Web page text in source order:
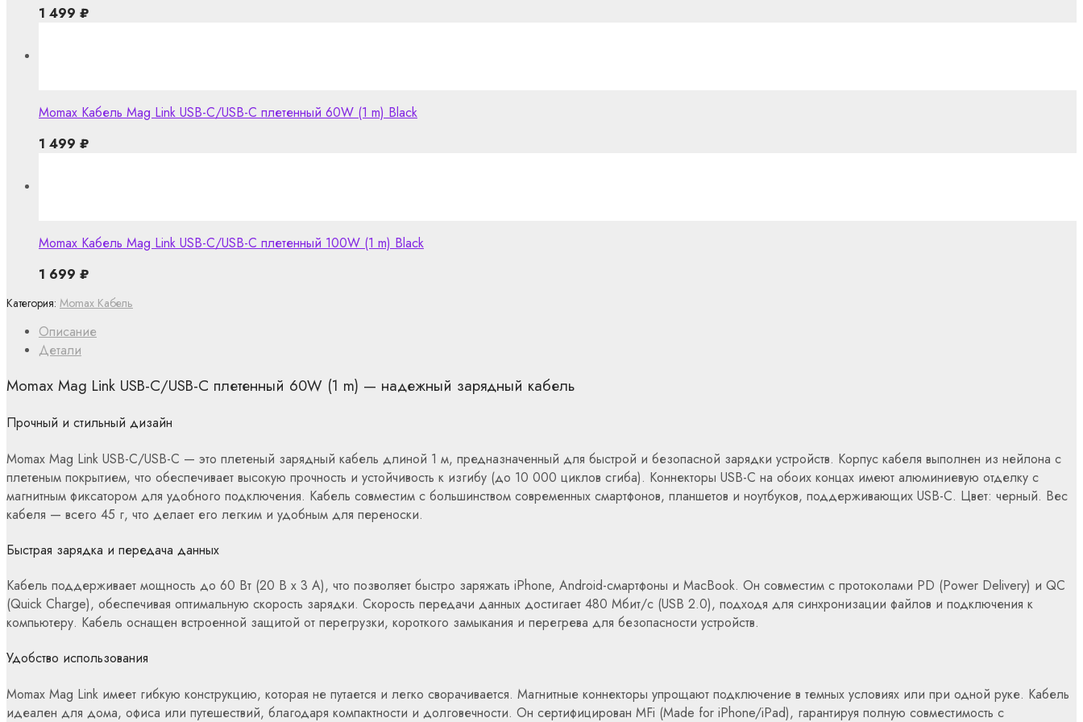
Описание
Детали
Momax Mag Link USB-C/USB-C плетенный 60W (1 m) — надежный зарядный кабель
Прочный и стильный дизайн
Momax Mag Link USB-C/USB-C — это плетеный зарядный кабель длиной 1 м, предназначенный для быстрой и безопасной зарядки устройств. Корпус кабеля выполнен из нейлона с
плетеным покрытием, что обеспечивает высокую прочность и устойчивость к изгибу (до 10 000 циклов сгиба). Коннекторы USB-C на обоих концах имеют алюминиевую отделку с
магнитным фиксатором для удобного подключения. Кабель совместим с большинством современных смартфонов, планшетов и ноутбуков, поддерживающих USB-C. Цвет: черный. Вес
кабеля — всего 45 г, что делает его легким и удобным для переноски.
Быстрая зарядка и передача данных
Кабель поддерживает мощность до 60 Вт (20 В x 3 А), что позволяет быстро заряжать iPhone, Android-смартфоны и MacBook. Он совместим с протоколами PD (Power Delivery) и QC
(Quick Charge), обеспечивая оптимальную скорость зарядки. Скорость передачи данных достигает 480 Мбит/с (USB 2.0), подходя для синхронизации файлов и подключения к
компьютеру. Кабель оснащен встроенной защитой от перегрузки, короткого замыкания и перегрева для безопасности устройств.
Удобство использования
Momax Mag Link имеет гибкую конструкцию, которая не путается и легко сворачивается. Магнитные коннекторы упрощают подключение в темных условиях или при одной руке. Кабель
идеален для дома, офиса или путешествий, благодаря компактности и долговечности. Он сертифицирован MFi (Made for iPhone/iPad), гарантируя полную совместимость с
Категория: Momax Кабель
1 499 ₽
Momax Кабель Mag Link USB-C/USB-C плетенный 60W (1 m) Black
1 499 ₽
Momax Кабель Mag Link USB-C/USB-C плетенный 100W (1 m) Black
1 699 ₽